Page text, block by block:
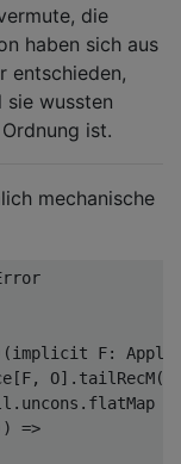
die
haben sich aus
entschieden,
sie wussten
ist.
mechanische
implicit F:
[F, O]. tailRecM((
. uncons . flatMap
=>